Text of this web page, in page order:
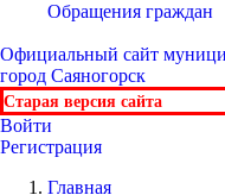
Обращения граждан
Официальный сайт
город Саяногорск
Старая версия сайта
Войти
Регистрация
Главная